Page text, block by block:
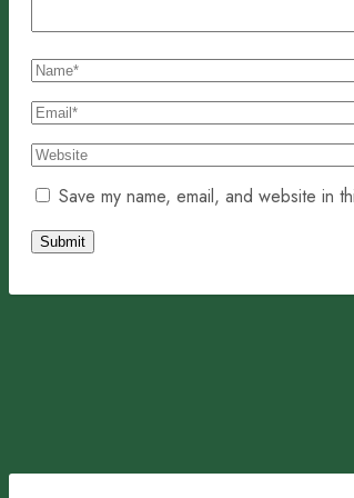
Save my name, email, and website in